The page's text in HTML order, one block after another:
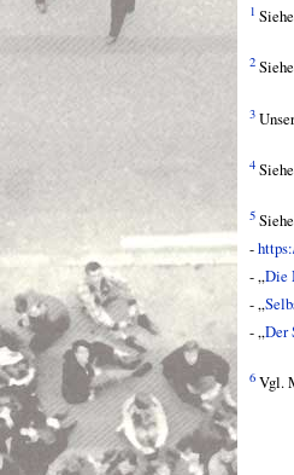
1
2
3
4 Siehe
5 Siehe
-
- „Die
- „
- „Der
6 Vgl.